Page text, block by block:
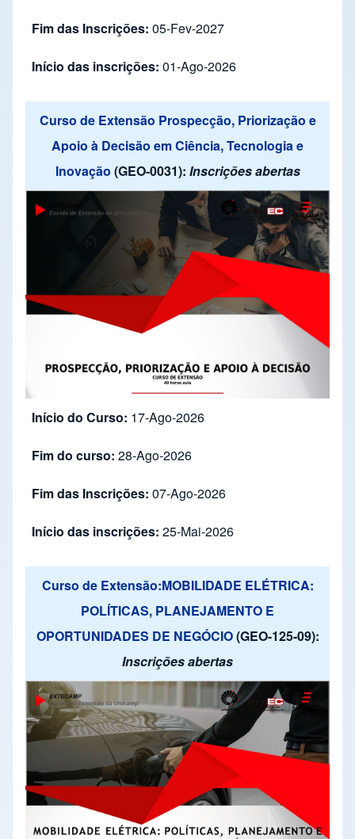
Fim das Inscrições: 05-Fev-2027
Início das inscrições: 01-Ago-2026
Curso de Extensão Prospecção, Priorização e
Apoio à Decisão em Ciência, Tecnologia e
Inovação (GEO-0031): Inscrições abertas
Início do Curso: 17-Ago-2026
Fim do curso: 28-Ago-2026
Fim das Inscrições: 07-Ago-2026
Início das inscrições: 25-Mai-2026
Curso de Extensão:MOBILIDADE ELÉTRICA:
POLÍTICAS, PLANEJAMENTO E
OPORTUNIDADES DE NEGÓCIO(GEO-125-09):
Inscrições abertas